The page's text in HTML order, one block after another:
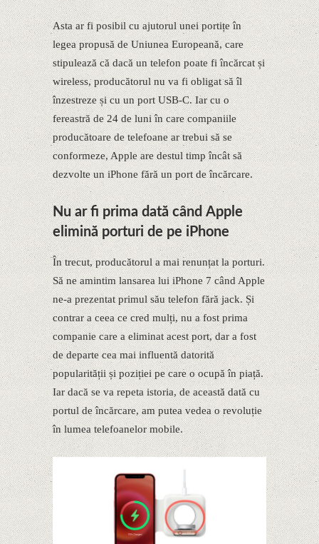
Asta ar fi posibil cu ajutorul unei portițe în
legea propusă de Uniunea Europeană, care
stipulează că dacă un telefon poate fi încărcat și
wireless, producătorul nu va fi obligat să îl
înzestreze și cu un port USB-C. Iar cu o
fereastră de 24 de luni în care companiile
producătoare de telefoane ar trebui să se
conformeze, Apple are destul timp încât să
dezvolte un iPhone fără un port de încărcare.
Nu ar fi prima dată când Apple
elimină porturi de pe iPhone
În trecut, producătorul a mai renunțat la porturi.
Să ne amintim lansarea lui iPhone 7 când Apple
ne-a prezentat primul său telefon fără jack. Și
contrar a ceea ce cred mulți, nu a fost prima
companie care a eliminat acest port, dar a fost
de departe cea mai influentă datorită
popularității și poziției pe care o ocupă în piață.
Iar dacă se va repeta istoria, de această dată cu
portul de încărcare, am putea vedea o revoluție
în lumea telefoanelor mobile.